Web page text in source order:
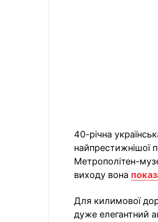
40-річна
найпрестижнішої
Метрополітен-
виходу вона
Для килимової
дуже елегантний